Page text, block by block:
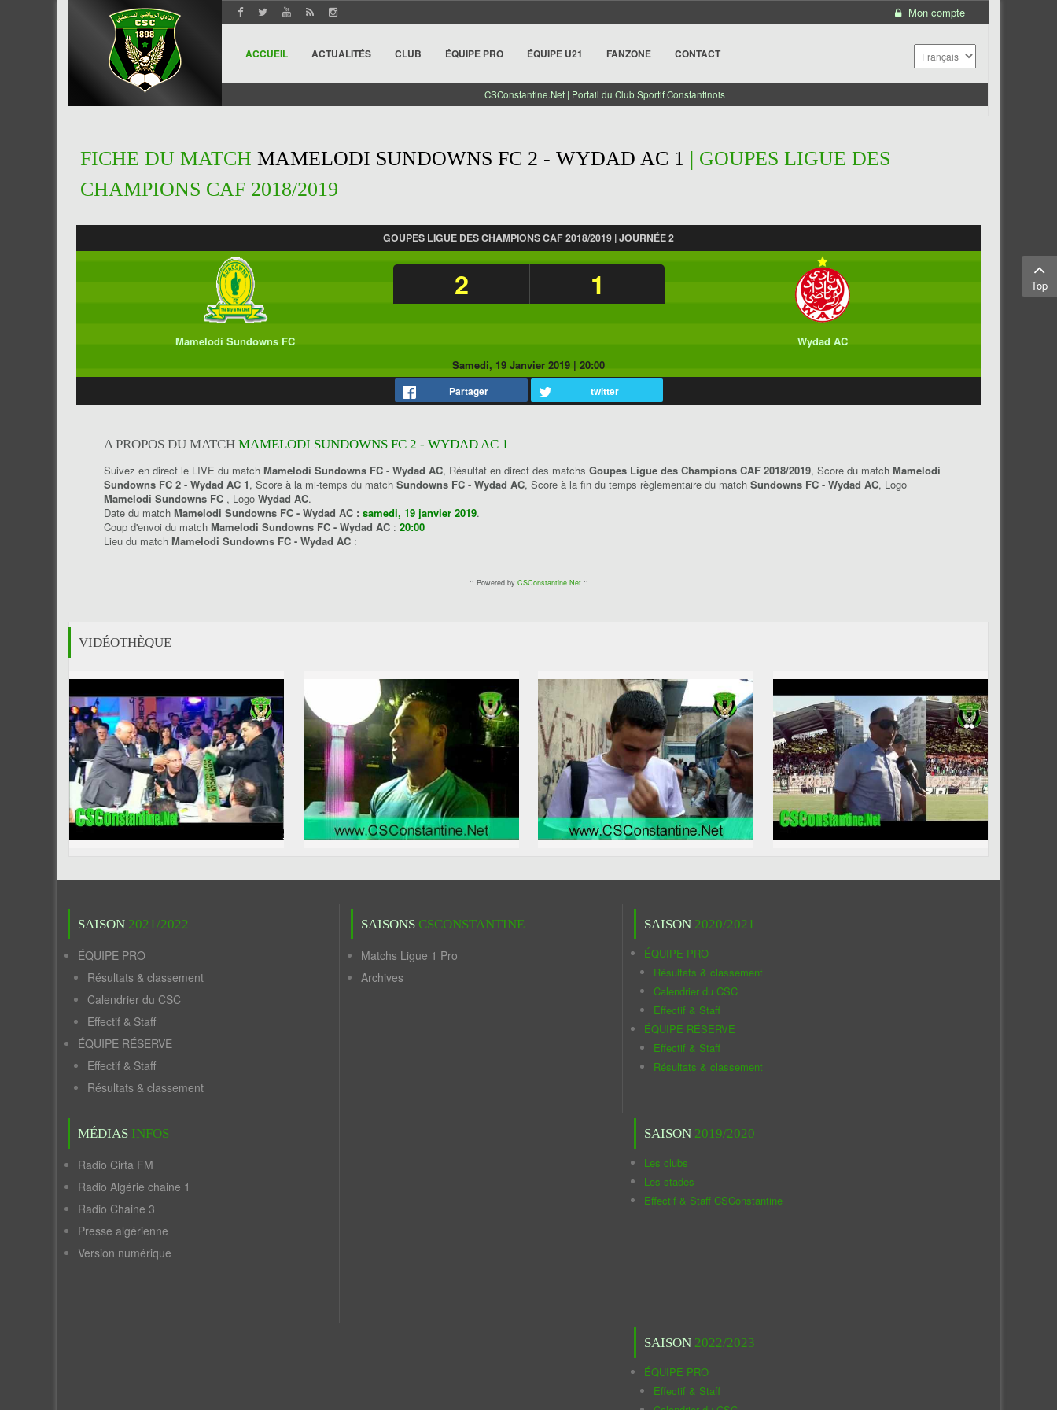
Mon compte
ACCUEIL ACTUALITÉS CLUB ÉQUIPE PRO ÉQUIPE U21 FANZONE CONTACT
CSConstantine.Net | Portail du Club Sportif Constantinois
FICHE DU MATCH MAMELODI SUNDOWNS FC 2 - WYDAD AC 1 | GOUPES LIGUE DES
CHAMPIONS CAF 2018/2019
GOUPES LIGUE DES CHAMPIONS CAF 2018/2019 | JOURNÉE 2
2 1
Mamelodi Sundowns FC
Wydad AC
Samedi, 19 Janvier 2019 | 20:00
Partager twitter
A PROPOS DU MATCH MAMELODI SUNDOWNS FC 2 - WYDAD AC 1
Suivez en direct le LIVE du match Mamelodi Sundowns FC - Wydad AC, Résultat en direct des matchs Goupes Ligue des Champions CAF 2018/2019, Score du match Mamelodi
Sundowns FC 2 - Wydad AC 1, Score à la mi-temps du match Sundowns FC - Wydad AC, Score à la fin du temps règlementaire du match Sundowns FC - Wydad AC, Logo
Mamelodi Sundowns FC , Logo Wydad AC.
Date du match Mamelodi Sundowns FC - Wydad AC : samedi, 19 janvier 2019.
Coup d'envoi du match Mamelodi Sundowns FC - Wydad AC : 20:00
Lieu du match Mamelodi Sundowns FC - Wydad AC :
:: Powered by CSConstantine.Net::
VIDÉOTHÈQUE
SAISON 2021/2022
ÉQUIPE PRO
Résultats & classement
Calendrier du CSC
Effectif & Staff
ÉQUIPE RÉSERVE
Effectif & Staff
Résultats & classement
MÉDIAS INFOS
Radio Cirta FM
Radio Algérie chaine 1
Radio Chaine 3
Presse algérienne
Version numérique
SAISONS CSCONSTANTINE
Matchs Ligue 1 Pro
Archives
SAISON 2020/2021
ÉQUIPE PRO
Résultats & classement
Calendrier du CSC
Effectif & Staff
ÉQUIPE RÉSERVE
Effectif & Staff
Résultats & classement
SAISON 2019/2020
Les clubs
Les stades
Effectif & Staff CSConstantine
SAISON 2022/2023
ÉQUIPE PRO
Effectif & Staff
Top